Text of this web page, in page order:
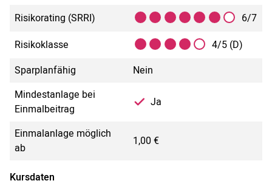
Risikorating (SRRI)
6/7
Risikoklasse
4/5 (D)
Sparplanfähig
Nein
Mindestanlage bei
Einmalbeitrag
Ja
Einmalanlage möglich
ab
1,00 €
Kursdaten